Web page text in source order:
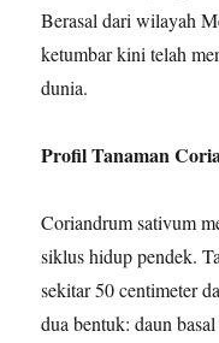
Berasal dari wilayah
ketumbar kini telah
dunia.
Profil Tanaman
Coriandrum sativum
siklus hidup pendek.
sekitar 50 centimeter
dua bentuk: daun